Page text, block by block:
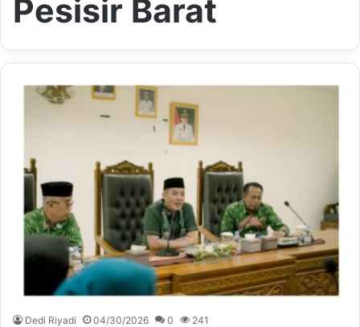
Pesisir Barat
Dedi Riyadi 04/30/2026 0 241